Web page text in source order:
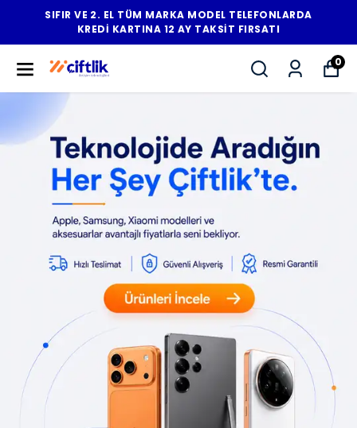
SIFIR VE 2. EL TÜM MARKA MODEL TELEFONLARDA
KREDİ KARTINA 12 AY TAKSİT FIRSATI
0